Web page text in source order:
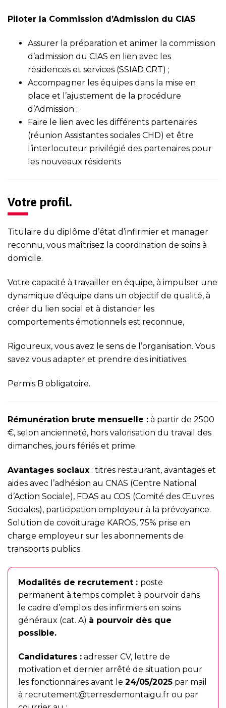
Piloter la Commission d’Admission du CIAS
Assurer la préparation et animer la commission
d’admission du CIAS en lien avec les
résidences et services (SSIAD CRT) ;
Accompagner les équipes dans la mise en
place et l’ajustement de la procédure
d’Admission ;
Faire le lien avec les différents partenaires
(réunion Assistantes sociales CHD) et être
l’interlocuteur privilégié des partenaires pour
les nouveaux résidents
Votre profil.
Titulaire du diplôme d’état d’infirmier et manager
reconnu, vous maîtrisez la coordination de soins à
domicile.
Votre capacité à travailler en équipe, à impulser une
dynamique d’équipe dans un objectif de qualité, à
créer du lien social et à distancier les
comportements émotionnels est reconnue,
Rigoureux, vous avez le sens de l’organisation. Vous
savez vous adapter et prendre des initiatives.
Permis B obligatoire.
Rémunération brute mensuelle : à partir de 2500
€, selon ancienneté, hors valorisation du travail des
dimanches, jours fériés et prime.
Avantages sociaux : titres restaurant, avantages et
aides avec l’adhésion au CNAS (Centre National
d’Action Sociale), FDAS au COS (Comité des Œuvres
Sociales), participation employeur à la prévoyance.
Solution de covoiturage KAROS, 75% prise en
charge employeur sur les abonnements de
transports publics.
Modalités de recrutement : poste
permanent à temps complet à pourvoir dans
le cadre d’emplois des infirmiers en soins
généraux (cat. A) à pourvoir dès que
possible.
Candidatures : adresser CV, lettre de
motivation et dernier arrêté de situation pour
les fonctionnaires avant le 24/05/2025 par mail
à recrutement@terresdemontaigu.fr ou par